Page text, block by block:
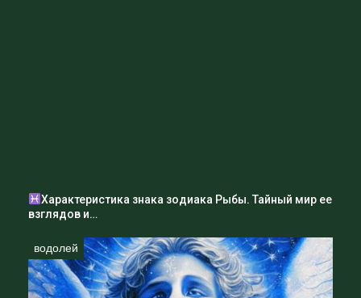
Характеристика знака зодиака Рыбы. Тайный мир ее
взглядов и…
водолей